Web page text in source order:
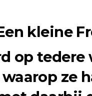
kleine
op tedere
ze